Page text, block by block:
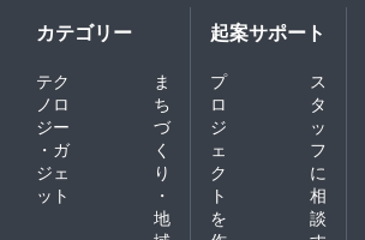
ら
fg.com/csr/support201
7/index.htm （TOP
ページ＞CSR＞復興支
援＞「平成29年7月九
州北部豪雨 農業復興
カテゴリー
テク
ノロ
ジー
・ガ
ジェ
ット
ま
ち
づ
く
り
・
地
起案サポート
プ
ロ
ジ
ェ
ク
ト
を
ス
タ
ッ
フ
に
相
談